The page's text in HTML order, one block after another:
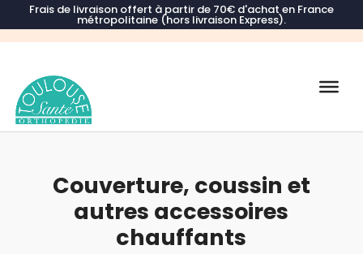
Frais de livraison offert à partir de 70€ d'achat en France
métropolitaine (hors livraison Express).
Recherche
Couverture, coussin et
autres accessoires
chauffants